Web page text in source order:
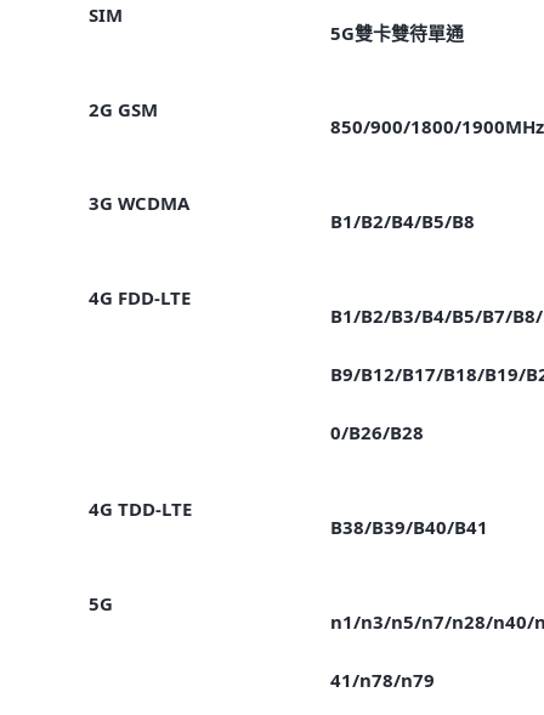
SIM
5G雙卡雙待單通
2G GSM
850/900/1800/1900MHz
3G WCDMA
B1/B2/B4/B5/B8
4G FDD-LTE
B1/B2/B3/B4/B5/B7/B8/
B9/B12/B17/B18/B19/
0/B26/B28
4G TDD-LTE
B38/B39/B40/B41
5G
n1/n3/n5/n7/n28/n40/
41/n78/n79